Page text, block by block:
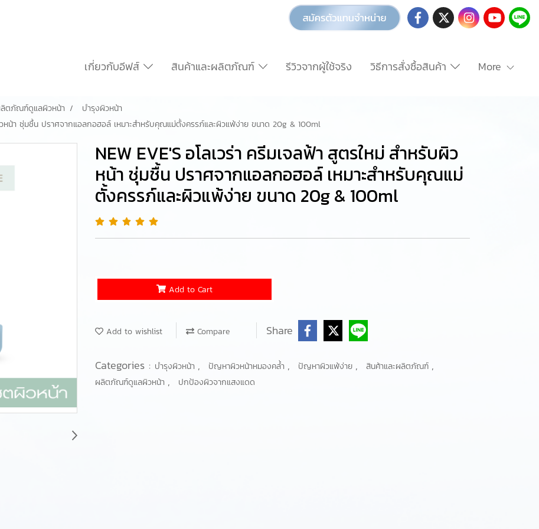
เกี่ยวกับอีฟส์ สินค้าและผลิตภัณฑ์ รีวิวจากผู้ใช้จริง วิธีการสั่งซื้อสินค้า More
ตภัณฑ์ดูแลผิวหน้า
บำรุงผิวหน้า
วหน้า ชุ่มชื้น ปราศจากแอลกอฮอล์ เหมาะสำหรับคุณแม่ตั้งครรภ์และผิวแพ้ง่าย ขนาด 20g & 100ml
NEW EVE'S อโลเวร่า ครีมเจลฟ้า สูตรใหม่ สำหรับผิว
หน้า ชุ่มชื้น ปราศจากแอลกอฮอล์ เหมาะสำหรับคุณแม่
ตั้งครรภ์และผิวแพ้ง่าย ขนาด 20g & 100ml
Add to Cart
Add to wishlist Compare Share
Categories : บำรุงผิวหน้า , ปัญหาผิวหน้าหมองคล้ำ , ปัญหาผิวแพ้ง่าย , สินค้าและผลิตภัณฑ์ ,
ผลิตภัณฑ์ดูแลผิวหน้า , ปกป้องผิวจากแสงแดด